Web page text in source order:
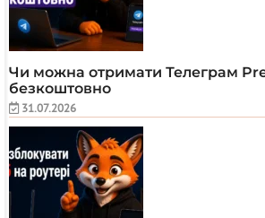
Чи можна отримати Телеграм
безкоштовно
31.07.2026